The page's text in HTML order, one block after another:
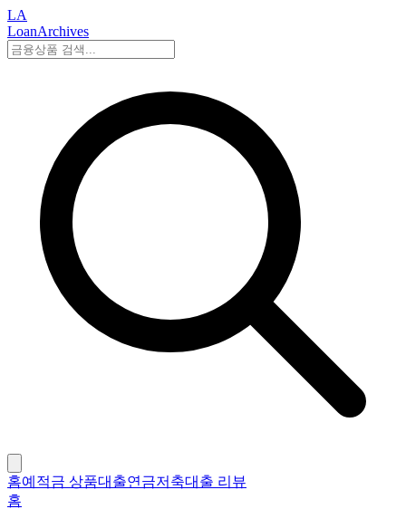
LA
LoanArchives
홈예적금 상품대출연금저축대출 리뷰
홈